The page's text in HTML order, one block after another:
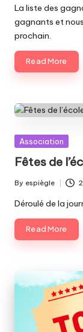
C
G
o
u
z
e
La liste des
gagnants et
prochain.
Read More
Posted
Association
Fêtes de
Posted
by
By espiègle
Déroulé de la
Read More